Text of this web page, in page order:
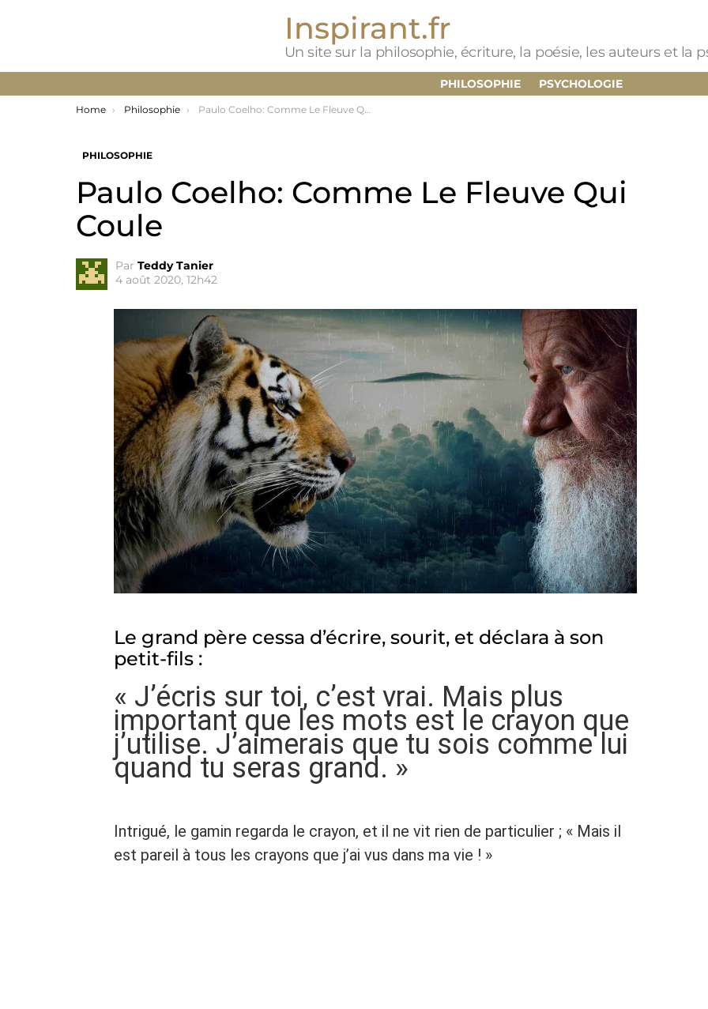
Inspirant.fr
Un site sur la philosophie, écriture, la poésie, les auteurs et la
PHILOSOPHIE PSYCHOLOGIE
You are here:
Home Philosophie Paulo Coelho: Comme Le Fleuve Qui Coule
PHILOSOPHIE
Paulo Coelho: Comme Le Fleuve Qui
Coule
Par Teddy Tanier
4 août 2020, 12h42
Le grand père cessa d’écrire, sourit, et déclara à son
petit-fils :
« J’écris sur toi, c’est vrai. Mais plus
important que les mots est le crayon que
j’utilise. J’aimerais que tu sois comme lui
quand tu seras grand. »
Intrigué, le gamin regarda le crayon, et il ne vit rien de particulier ; « Mais il
est pareil à tous les crayons que j’ai vus dans ma vie ! »